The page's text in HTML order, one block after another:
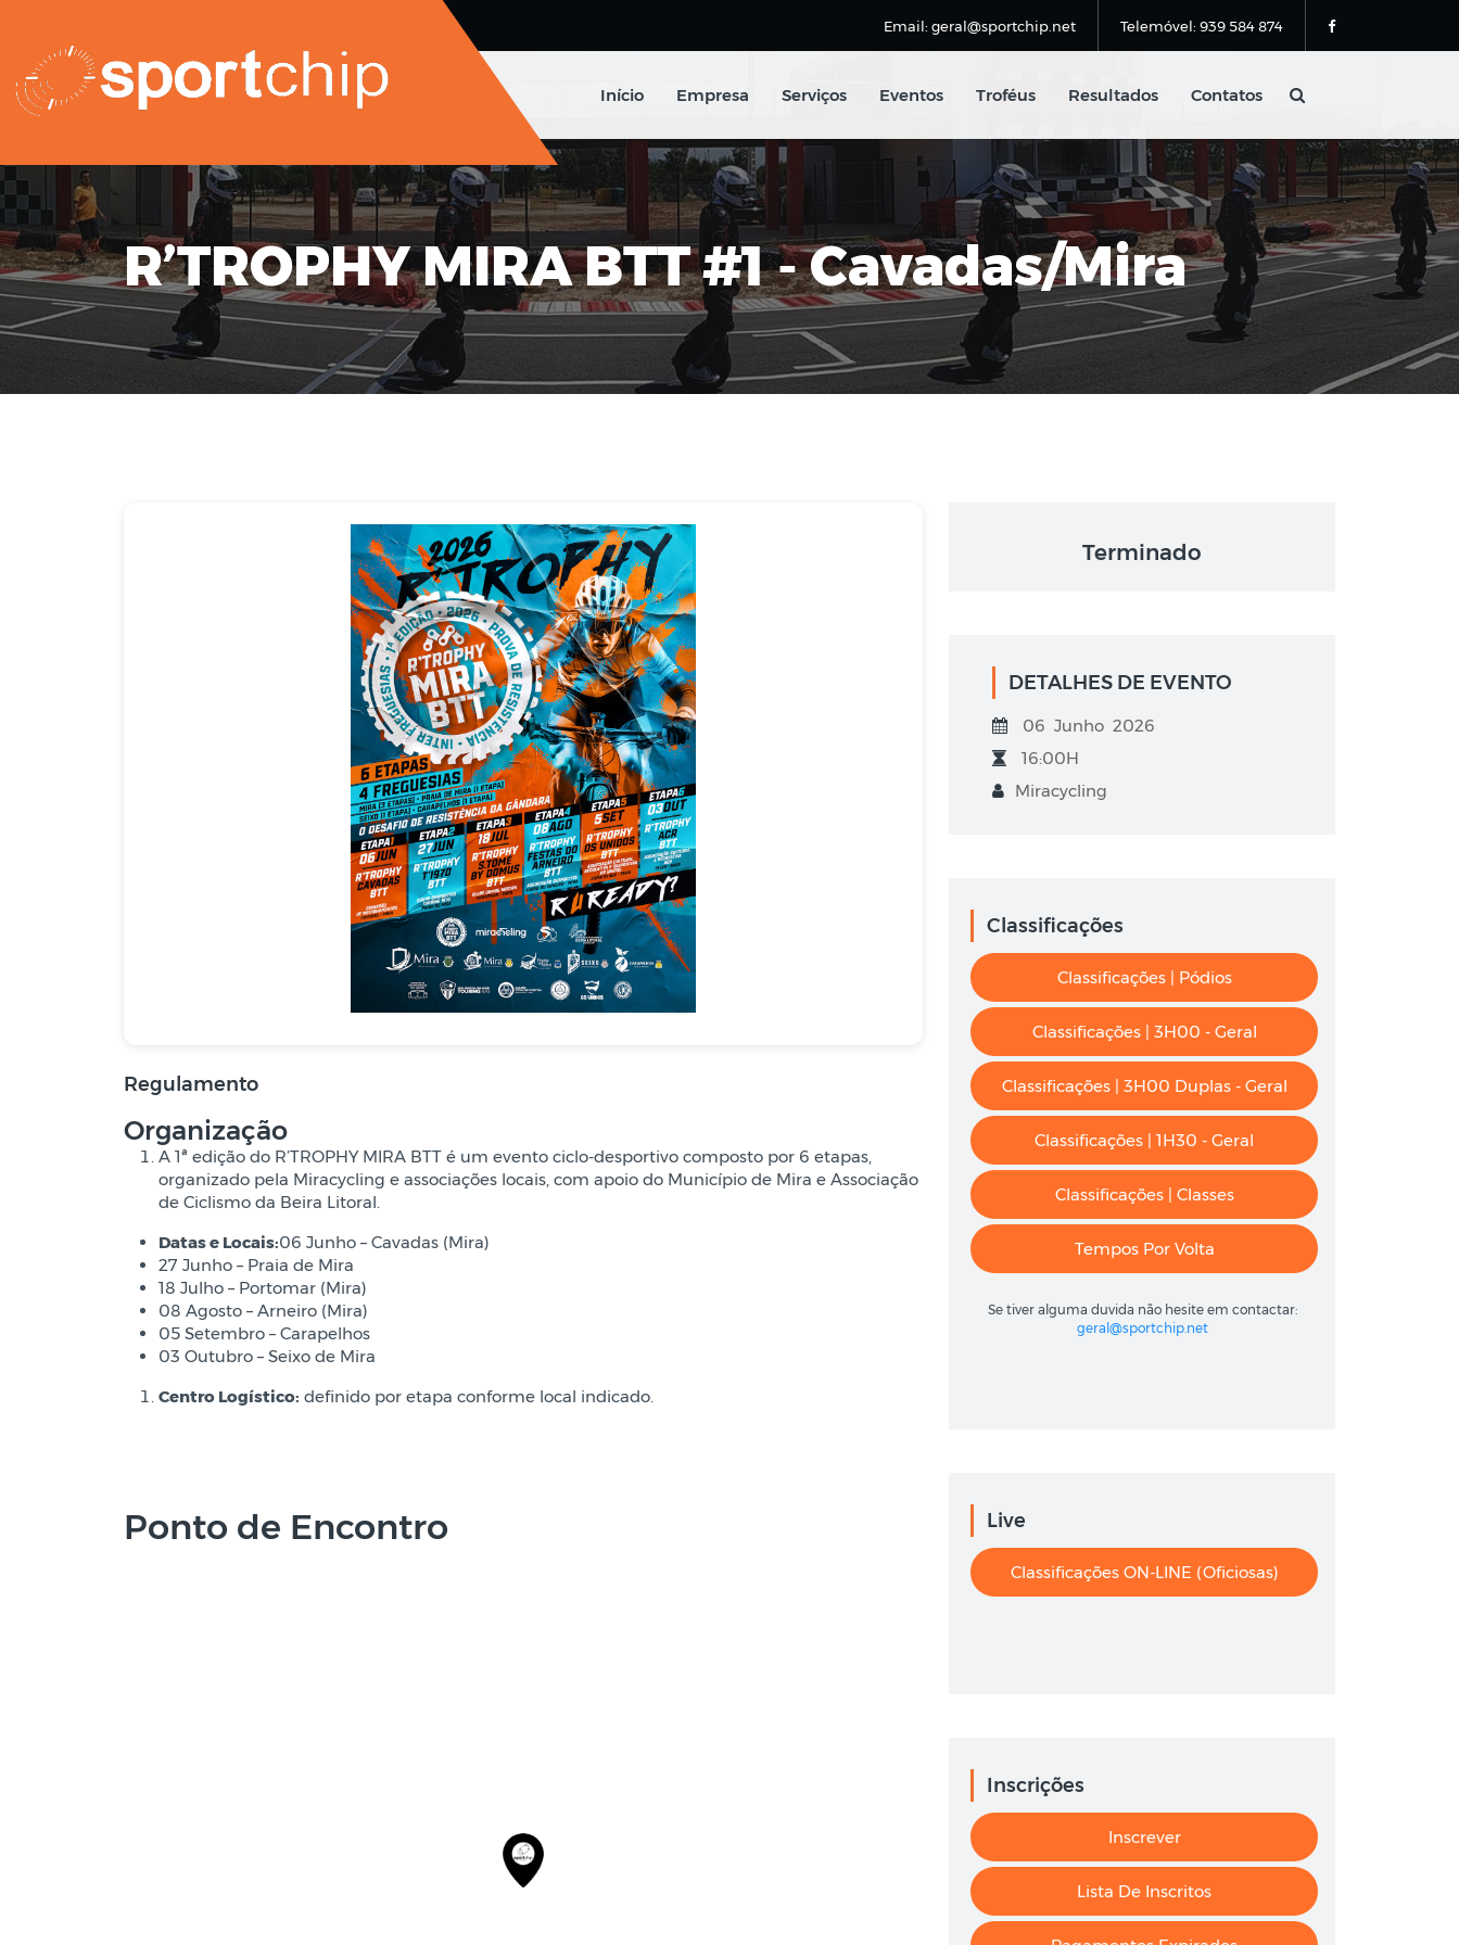
Email: geral@sportchip.net Telemóvel: 939 584 874
Início Empresa Serviços Eventos Troféus Resultados Contatos
R’TROPHY MIRA BTT #1 - Cavadas/Mira
Regulamento
Organização
A 1ª edição do R’TROPHY MIRA BTT é um evento ciclo-desportivo composto por 6 etapas,
organizado pela Miracycling e associações locais, com apoio do Município de Mira e Associação
de Ciclismo da Beira Litoral.
Datas e Locais:06 Junho – Cavadas (Mira)
27 Junho – Praia de Mira
18 Julho – Portomar (Mira)
08 Agosto – Arneiro (Mira)
05 Setembro – Carapelhos
03 Outubro – Seixo de Mira
Centro Logístico: definido por etapa conforme local indicado.
Ponto de Encontro
Terminado
DETALHES DE EVENTO
06 Junho 2026
16:00H
Miracycling
Classificações
Classificações | Pódios
Classificações | 3H00 - Geral
Classificações | 3H00 Duplas - Geral
Classificações | 1H30 - Geral
Classificações | Classes
Tempos Por Volta
Se tiver alguma duvida não hesite em contactar:
geral@sportchip.net
Live
Classificações ON-LINE (oficiosas)
Inscrições
Inscrever
Lista De Inscritos